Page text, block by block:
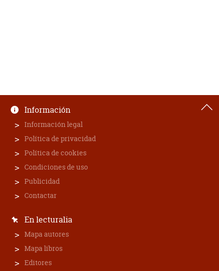
Información
Información legal
Política de privacidad
Política de cookies
Condiciones de uso
Publicidad
Contactar
En lecturalia
Mapa autores
Mapa libros
Editores